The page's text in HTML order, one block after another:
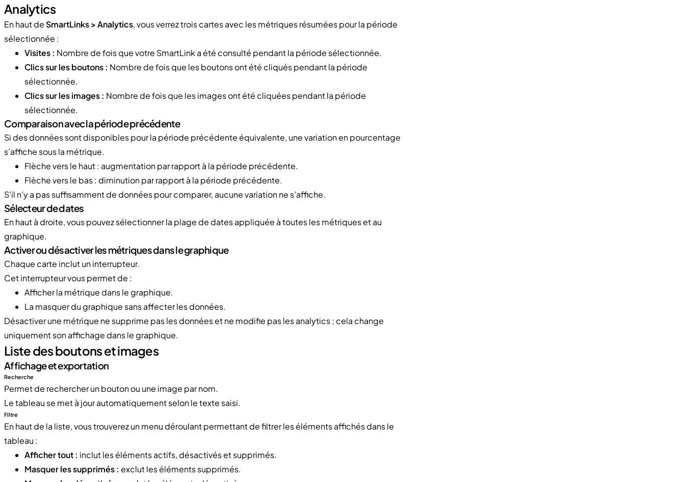
Analytics
En haut de SmartLinks > Analytics, vous verrez trois cartes avec les métriques résumées pour la période
sélectionnée :
Visites : Nombre de fois que votre SmartLink a été consulté pendant la période sélectionnée.
Clics sur les boutons : Nombre de fois que les boutons ont été cliqués pendant la période
sélectionnée.
Clics sur les images : Nombre de fois que les images ont été cliquées pendant la période
sélectionnée.
Comparaison avec la période précédente
Si des données sont disponibles pour la période précédente équivalente, une variation en pourcentage
s’affiche sous la métrique.
Flèche vers le haut : augmentation par rapport à la période précédente.
Flèche vers le bas : diminution par rapport à la période précédente.
S’il n’y a pas suffisamment de données pour comparer, aucune variation ne s’affiche.
Sélecteur de dates
En haut à droite, vous pouvez sélectionner la plage de dates appliquée à toutes les métriques et au
graphique.
Activer ou désactiver les métriques dans le graphique
Chaque carte inclut un interrupteur.
Cet interrupteur vous permet de :
Afficher la métrique dans le graphique.
La masquer du graphique sans affecter les données.
Désactiver une métrique ne supprime pas les données et ne modifie pas les analytics ; cela change
uniquement son affichage dans le graphique.
Liste des boutons et images
Affichage et exportation
Recherche
Permet de rechercher un bouton ou une image par nom.
Le tableau se met à jour automatiquement selon le texte saisi.
Filtre
En haut de la liste, vous trouverez un menu déroulant permettant de filtrer les éléments affichés dans le
tableau :
Afficher tout : inclut les éléments actifs, désactivés et supprimés.
Masquer les supprimés : exclut les éléments supprimés.